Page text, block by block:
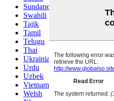
Sundanese
Swahili
Tajik
Tamil
Telugu
Thai
Ukrainian
Urdu
Uzbek
Vietnamese
Welsh